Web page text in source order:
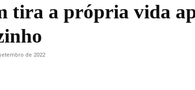
tira a própria vida
de 2022